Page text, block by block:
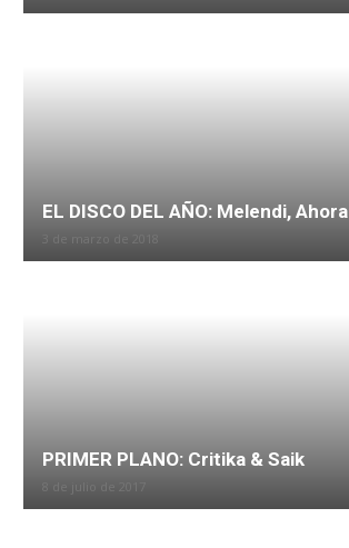
EL DISCO DEL AÑO: Melendi, Ahora
PRIMER PLANO: Critika & Saik
8 de julio de 2017